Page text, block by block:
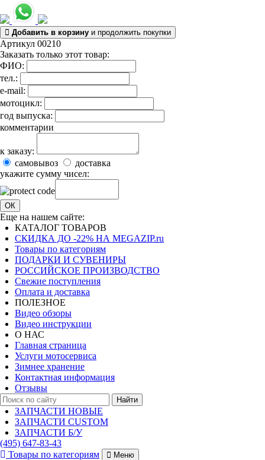
Добавить в корзину и продолжить покупки
Артикул 00210
Заказать только этот товар:
ФИО:
тел.:
e-mail:
мотоцикл:
год выпуска:
комментарии
к заказу:
самовывоз
доставка
укажите сумму чисел:
ОК
Еще на нашем сайте:
КАТАЛОГ ТОВАРОВ
СКИДКА ДО -22% НА MEGAZIP.ru
Товары по категориям
ПОДАРКИ И СУВЕНИРЫ
РОССИЙСКОЕ ПРОИЗВОДСТВО
Свежие поступления
Оплата и доставка
ПОЛЕЗНОЕ
Видео обзоры
Видео инструкции
О НАС
Главная страница
Услуги мотосервиса
Зимнее хранение
Контактная информация
Отзывы
Найти
ЗАПЧАСТИ НОВЫЕ
ЗАПЧАСТИ CUSTOM
ЗАПЧАСТИ Б/У
(495) 647-83-43
Товары по категориям
Меню